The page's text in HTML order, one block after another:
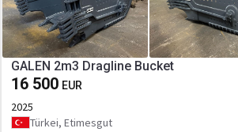
GALEN 2m3 Dragline Bucket
16 500 EUR
2025
Türkei, Etimesgut